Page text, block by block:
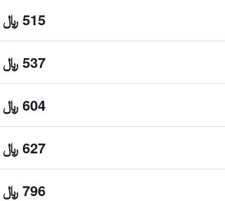
515 ﷼
537 ﷼
604 ﷼
627 ﷼
796 ﷼